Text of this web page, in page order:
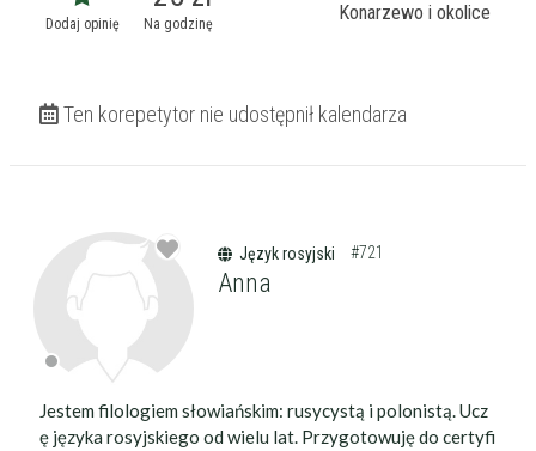
darmowa lekcja próbna
Zakres nauczania
Liceum
Przygotowania do matury
Przygotowania do studiów
Studia
Dorośli
u ucznia
u korepetytora
online
Wykształcenie
korepetytora
Minimum
Doświadczenie
Dodaj opinię Na godzinę Konarzewo i okolice
Ten korepetytor nie udostępnił kalendarza
Język rosyjski #721
Anna
Jestem filologiem słowiańskim: rusycystą i polonistą. Ucz
ę języka rosyjskiego od wielu lat. Przygotowuję do certyfi